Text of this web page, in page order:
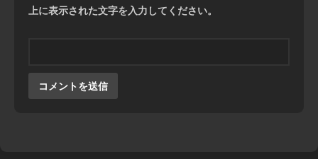
上に表示された文字を入力してください。